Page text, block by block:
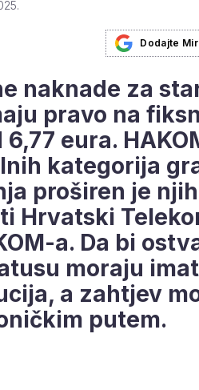
Dodajte
naknade za
pravo na
eura.
kategorija
proširen je
Hrvatski
a. Da bi
moraju
a zahtjev
putem.